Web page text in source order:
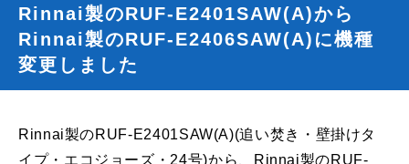
Rinnai製のRUF-E2401SAW(A)から
Rinnai製のRUF-E2406SAW(A)に機種
変更しました
Rinnai製のRUF-E2401SAW(A)(追い焚き・壁掛けタ
イプ・エコジョーズ・24号)から、Rinnai製のRUF-